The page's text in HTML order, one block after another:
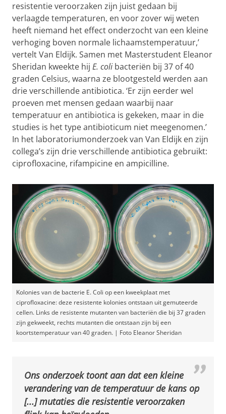
resistentie veroorzaken zijn juist gedaan bij
verlaagde temperaturen, en voor zover wij weten
heeft niemand het effect onderzocht van een kleine
verhoging boven normale lichaamstemperatuur,’
vertelt Van Eldijk. Samen met Masterstudent Eleanor
Sheridan kweekte hij E. coli bacteriën bij 37 of 40
graden Celsius, waarna ze blootgesteld werden aan
drie verschillende antibiotica. ‘Er zijn eerder wel
proeven met mensen gedaan waarbij naar
temperatuur en antibiotica is gekeken, maar in die
studies is het type antibioticum niet meegenomen.’
In het laboratoriumonderzoek van Van Eldijk en zijn
collega’s zijn drie verschillende antibiotica gebruikt:
ciprofloxacine, rifampicine en ampicilline.
Kolonies van de bacterie E. Coli op een kweekplaat met
ciprofloxacine: deze resistente kolonies ontstaan uit gemuteerde
cellen. Links de resistente mutanten van bacteriën die bij 37 graden
zijn gekweekt, rechts mutanten die ontstaan zijn bij een
koortstemperatuur van 40 graden. | Foto Eleanor Sheridan
Ons onderzoek toont aan dat een kleine
verandering van de temperatuur de kans op
[...] mutaties die resistentie veroorzaken